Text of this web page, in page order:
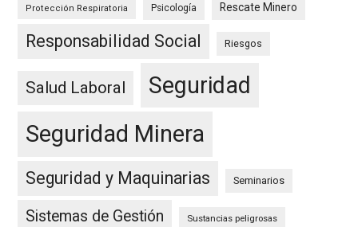
Protección Respiratoria Psicología Rescate Minero
Responsabilidad Social Riesgos
Salud Laboral
Seguridad
Seguridad Minera
Seguridad y Maquinarias Seminarios
Sistemas de Gestión Sustancias peligrosas